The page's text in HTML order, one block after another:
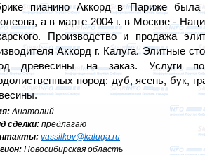
пианино Аккорд в Париже была
а в марте 2004 г. в Москве -
Производство и продажа
Аккорд г. Калуга. Элитные
древесины на заказ. Услуги
пород: дуб, ясень, бук,
Анатолий
сделки: предлагаю
vassilkov@kaluga.ru
Новосибирская область